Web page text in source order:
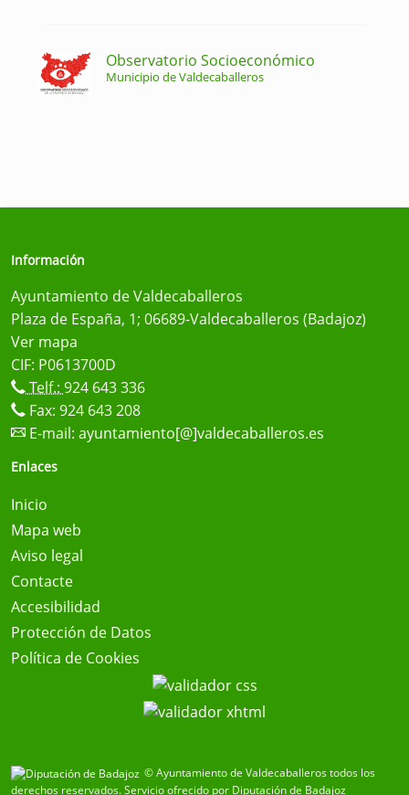
Observatorio Socioeconómico
Municipio de Valdecaballeros
Información
Ayuntamiento de Valdecaballeros
Plaza de España, 1; 06689-Valdecaballeros (Badajoz)
Ver mapa
CIF: P0613700D
Telf.: 924 643 336
Fax: 924 643 208
E-mail: ayuntamiento[@]valdecaballeros.es
Enlaces
Inicio
Mapa web
Aviso legal
Contacte
Accesibilidad
Protección de Datos
Política de Cookies
© Ayuntamiento de Valdecaballeros todos los
derechos reservados.Servicio ofrecido por Diputación de Badajoz